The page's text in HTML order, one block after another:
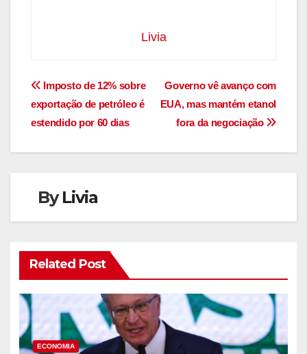
Livia
Navegação
de
Post
Governo vê avanço com
EUA, mas mantém etanol
fora da negociação
Imposto de 12% sobre
exportação de petróleo é
estendido por 60 dias
ByLivia
Related Post
ECONOMIA